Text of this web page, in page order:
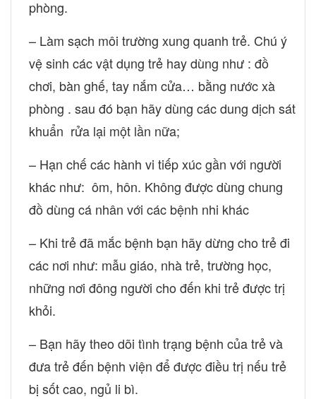
phòng.
– Làm sạch môi trường xung quanh trẻ. Chú ý
vệ sinh các vật dụng trẻ hay dùng như : đồ
chơi, bàn ghế, tay nắm cửa… bằng nước xà
phòng . sau đó bạn hãy dùng các dung dịch sát
khuẩn rửa lại một lần nữa;
– Hạn chế các hành vi tiếp xúc gần với người
khác như: ôm, hôn. Không được dùng chung
đồ dùng cá nhân với các bệnh nhi khác
– Khi trẻ đã mắc bệnh bạn hãy dừng cho trẻ đi
các nơi như: mẫu giáo, nhà trẻ, trường học,
những nơi đông người cho đến khi trẻ được trị
khỏi.
– Bạn hãy theo dõi tình trạng bệnh của trẻ và
đưa trẻ đến bệnh viện để được điều trị nếu trẻ
bị sốt cao, ngủ li bì.